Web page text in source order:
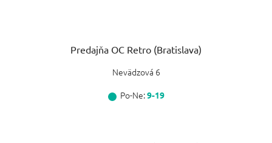
Predajňa OC Retro (Bratislava)
Nevädzová 6
Po-Ne:9-19